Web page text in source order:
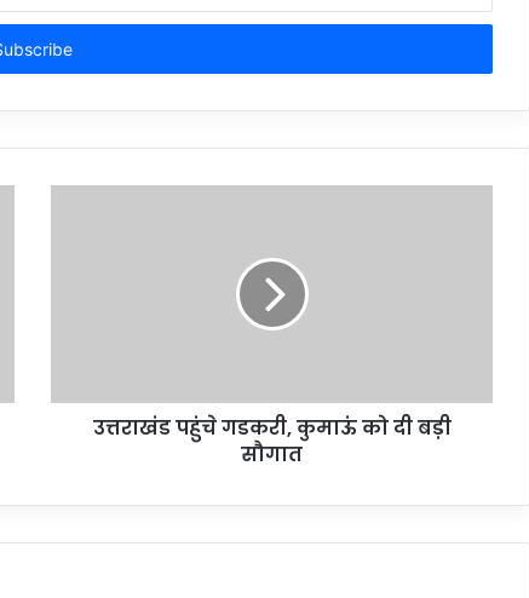
उत्तराखंड पहुंचे गडकरी, कुमाऊं को दी बड़ी
सौगात